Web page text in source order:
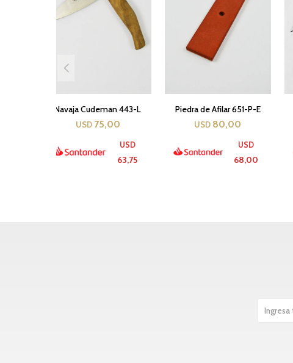
Navaja Cudeman 443-L
USD 75,00
USD
63,75
Piedra de Afilar 651-P-E
USD 80,00
USD
68,00